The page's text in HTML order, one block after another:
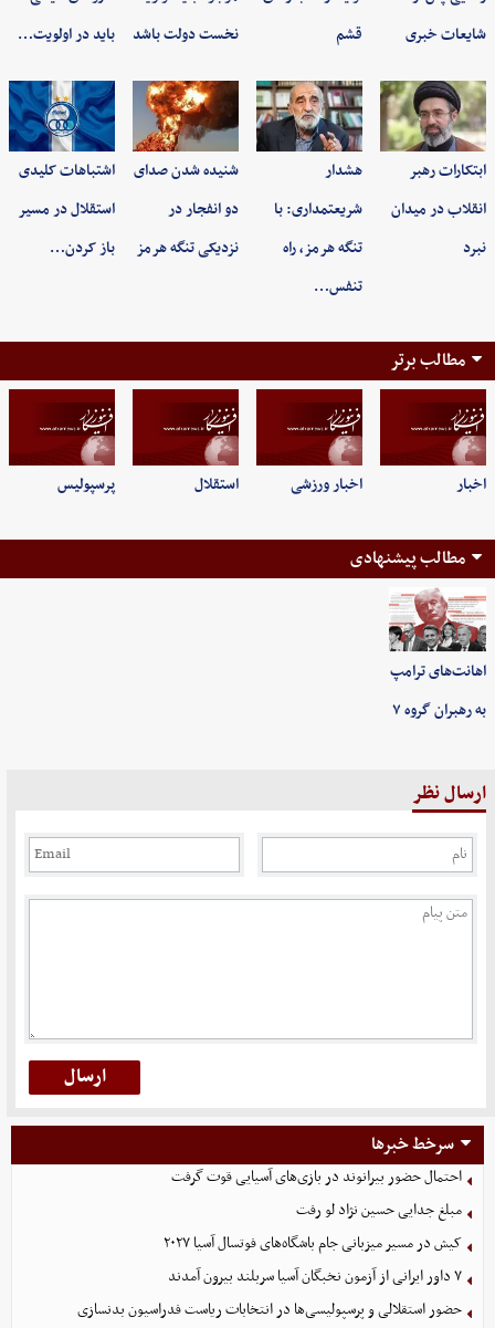
شایعات خبری
قشم
نخست دولت باشد
باید در اولویت…
ابتکارات رهبر
انقلاب در میدان
نبرد
هشدار
شریعتمداری: با
تنگه هرمز، راه
تنفس…
شنیده شدن صدای
دو انفجار در
نزدیکی تنگه هرمز
اشتباهات کلیدی
استقلال در مسیر
باز کردن…
مطالب برتر
اخبار اخبار ورزشی استقلال پرسپولیس
مطالب پیشنهادی
اهانت‌های ترامپ
به رهبران گروه ۷
ارسال نظر
سرخط خبرها
احتمال حضور بیرانوند در بازی‌های آسیایی قوت گرفت
مبلغ جدایی حسین نژاد لو رفت
کیش در مسیر میزبانی جام باشگاه‌های فوتسال آسیا ۲۰۲۷
۷ داور ایرانی از آزمون نخبگان آسیا سربلند بیرون آمدند
حضور استقلالی و پرسپولیسی‌ها در انتخابات ریاست فدراسیون بدنسازی